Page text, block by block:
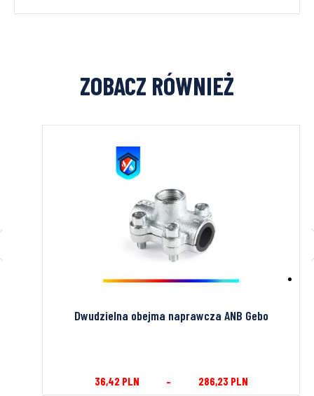
ZOBACZ RÓWNIEŻ
Dwudzielna obejma naprawcza ANB Gebo
36,42 PLN – 286,23 PLN